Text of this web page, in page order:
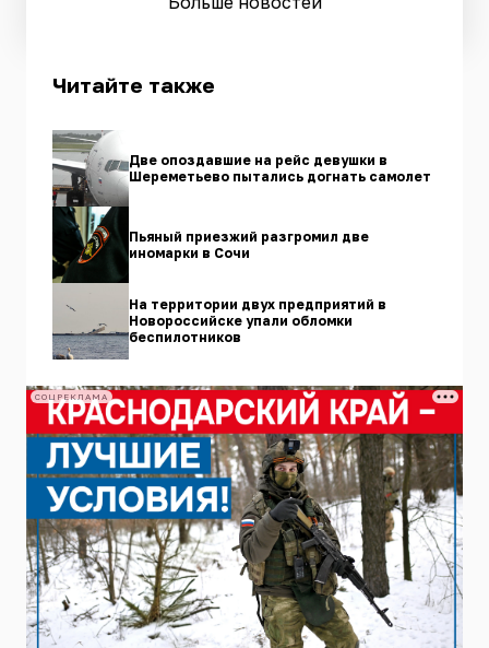
Читайте также
Две опоздавшие на рейс девушки в
Шереметьево пытались догнать самолет
Пьяный приезжий разгромил две
иномарки в Сочи
На территории двух предприятий в
Новороссийске упали обломки
беспилотников
СОЦРЕКЛАМА